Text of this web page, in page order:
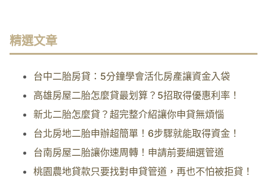
精選文章
台中二胎房貸：5分鐘學會活化房產讓資金入袋
高雄房屋二胎怎麼貸最划算？5招取得優惠利率！
新北二胎怎麼貸？超完整介紹讓你申貸無煩惱
台北房地二胎申辦超簡單！6步驟就能取得資金！
台南房屋二胎讓你速周轉！申請前要細選管道
桃園農地貸款只要找對申貸管道，再也不怕被拒貸！